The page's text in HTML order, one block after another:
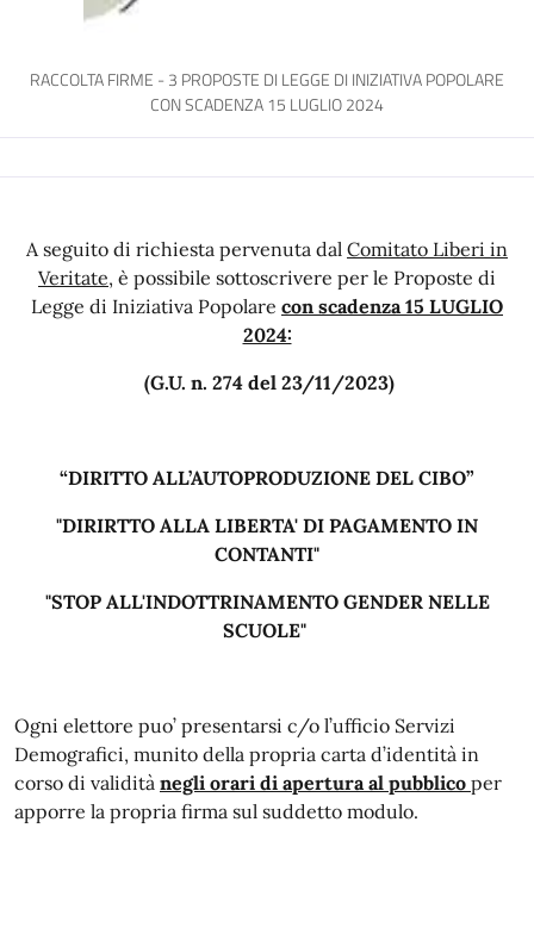
RACCOLTA FIRME - 3 PROPOSTE DI LEGGE DI INIZIATIVA POPOLARE
CON SCADENZA 15 LUGLIO 2024
A seguito di richiesta pervenuta dal Comitato Liberi in
Veritate, è possibile sottoscrivere per le Proposte di
Legge di Iniziativa Popolare con scadenza 15 LUGLIO
2024:
(G.U. n. 274 del 23/11/2023)
“DIRITTO ALL’AUTOPRODUZIONE DEL CIBO”
"DIRIRTTO ALLA LIBERTA' DI PAGAMENTO IN
CONTANTI"
"STOP ALL'INDOTTRINAMENTO GENDER NELLE
SCUOLE"
Ogni elettore puo’ presentarsi c/o l’ufficio Servizi
Demografici, munito della propria carta d’identità in
corso di validità negli orari di apertura al pubblico per
apporre la propria firma sul suddetto modulo.